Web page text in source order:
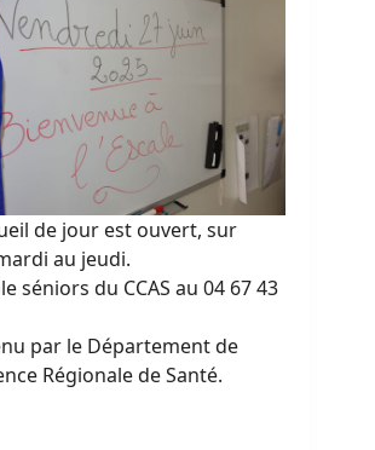
de jour est ouvert, sur
au jeudi.
séniors du CCAS au 04 67 43
par le Département de
Régionale de Santé.